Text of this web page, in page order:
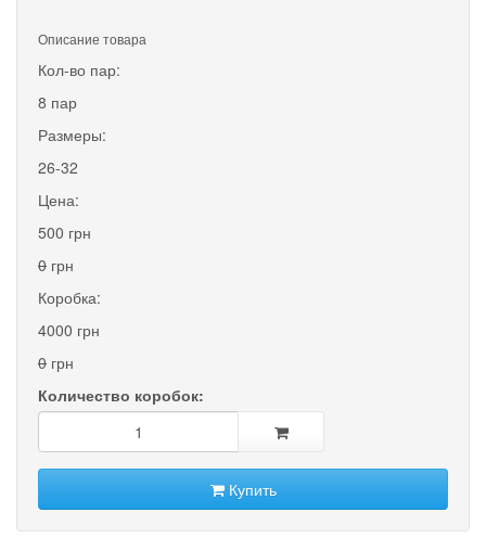
Описание товара
Кол-во пар:
8 пар
Размеры:
26-32
Цена:
500 грн
0 грн
Коробка:
4000 грн
0 грн
Количество коробок:
Купить